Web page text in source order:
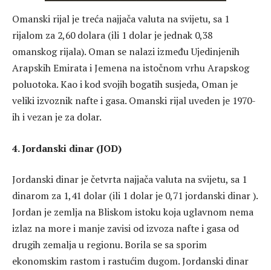
Omanski rijal je treća najjača valuta na svijetu, sa 1
rijalom za 2,60 dolara (ili 1 dolar je jednak 0,38
omanskog rijala). Oman se nalazi između Ujedinjenih
Arapskih Emirata i Jemena na istočnom vrhu Arapskog
poluotoka. Kao i kod svojih bogatih susjeda, Oman je
veliki izvoznik nafte i gasa. Omanski rijal uveden je 1970-
ih i vezan je za dolar.
4. Jordanski dinar (JOD)
Jordanski dinar je četvrta najjača valuta na svijetu, sa 1
dinarom za 1,41 dolar (ili 1 dolar je 0,71 jordanski dinar ).
Jordan je zemlja na Bliskom istoku koja uglavnom nema
izlaz na more i manje zavisi od izvoza nafte i gasa od
drugih zemalja u regionu. Borila se sa sporim
ekonomskim rastom i rastućim dugom. Jordanski dinar